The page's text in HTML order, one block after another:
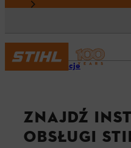
Informacje
ZNAJDŹ
OBSŁUGI